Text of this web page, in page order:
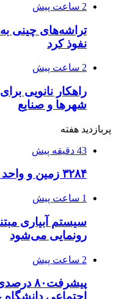
2 ساعت پیش
تراشه‌های چینی
نفوذ کرد
2 ساعت پیش
راهکار نانویی
شهرها و صنایع
پربازدید هفته
43 دقیقه پیش
۳۲۸۴ زمین و واحد مسکونی به نخبگان واگذار شد
1 ساعت پیش
سیستم آبیاری
رونمایی می‌شود
2 ساعت پیش